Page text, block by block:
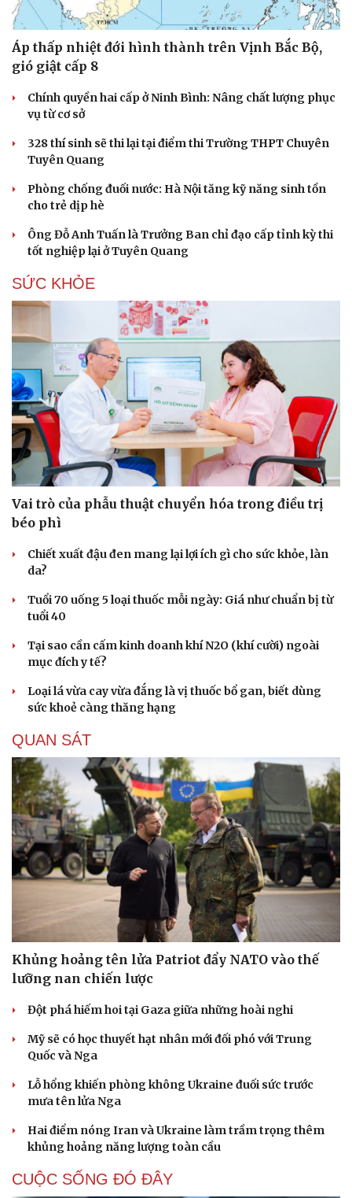
Tư vấn
Săn Tour
check-in
Câu chuyện thời sự
Cửa sổ tình yêu
Kể chuyện cho bé
Áp thấp nhiệt đới hình thành trên Vịnh Bắc Bộ,
gió giật cấp 8
Chính quyền hai cấp ở Ninh Bình: Nâng chất lượng phục
vụ từ cơ sở
328 thí sinh sẽ thi lại tại điểm thi Trường THPT Chuyên
Tuyên Quang
Phòng chống đuối nước: Hà Nội tăng kỹ năng sinh tồn
cho trẻ dịp hè
Ông Đỗ Anh Tuấn là Trưởng Ban chỉ đạo cấp tỉnh kỳ thi
tốt nghiệp lại ở Tuyên Quang
SỨC KHỎE
Vai trò của phẫu thuật chuyển hóa trong điều trị
béo phì
Chiết xuất đậu đen mang lại lợi ích gì cho sức khỏe, làn
da?
Tuổi 70 uống 5 loại thuốc mỗi ngày: Giá như chuẩn bị từ
tuổi 40
Tại sao cần cấm kinh doanh khí N2O (khí cười) ngoài
mục đích y tế?
Loại lá vừa cay vừa đắng là vị thuốc bổ gan, biết dùng
sức khoẻ càng thăng hạng
QUAN SÁT
Khủng hoảng tên lửa Patriot đẩy NATO vào thế
lưỡng nan chiến lược
Đột phá hiếm hoi tại Gaza giữa những hoài nghi
Mỹ sẽ có học thuyết hạt nhân mới đối phó với Trung
Quốc và Nga
Lỗ hổng khiến phòng không Ukraine đuối sức trước
mưa tên lửa Nga
Hai điểm nóng Iran và Ukraine làm trầm trọng thêm
khủng hoảng năng lượng toàn cầu
CUỘC SỐNG ĐÓ ĐÂY